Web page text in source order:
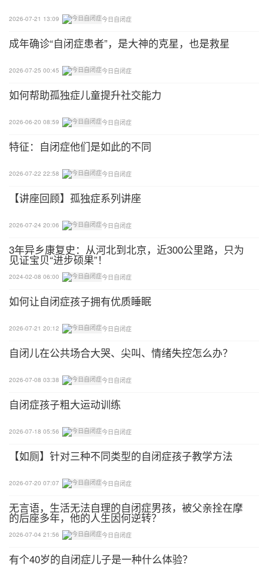
常孩子”VS“不正常孩子”以及“不舒服”、“同情”、“害
怕”。
这在有意无意间就竖起了一道有形和无形的屏障，将
之外，而很多对自闭症儿童不明所以的网友更是喜欢
戴着有色眼镜去看待自闭症等特殊儿童，拒绝、害
理直气壮的借口。
而在这起事件中，可怕的不是来自外界的质疑，而是
来自“同类”的伤害。
同样在最近有一则新闻《妈妈在校打工8年，只为陪
护自闭症双胞胎儿子》中讲述了一位妈妈陪伴自闭症
孩子的感人故事。
闭症孩子开设的特殊教育学校。妈妈肖艳芬，8年
来，在学校一边打工，一边照顾双胞胎自闭症患儿，
两个孩子康复训练，没有一天中断。
这里有一对双胞胎自闭症患儿，每天都会有一个身影
出现在他们身边，贴身照顾，她是这对双胞胎自闭症
边照顾孩子，像影子一样，守护在他们身边。
正如很多自闭症患儿父母一样，肖艳芬与大部分患儿
妈妈不一样的地方在于，她从不回避孩子是自闭症的
事实，“他这么大了，出去的话很多人会去关注，很
多人也不了解这些自闭症小孩，有的看到我们两个孩
2026-07-21 13:09 今日自闭症
成年确诊“自闭症患者”，是大神的克星，也是救星
2026-07-25 00:45 今日自闭症
如何帮助孤独症儿童提升社交能力
2026-06-20 08:59 今日自闭症
特征：自闭症他们是如此的不同
2026-07-22 22:58 今日自闭症
【讲座回顾】孤独症系列讲座
2026-07-24 20:06 今日自闭症
3年异乡康复史：从河北到北京，近300公里路，只为
见证宝贝“进步硕果”！
2024-02-08 06:00 今日自闭症
如何让自闭症孩子拥有优质睡眠
2026-07-21 20:12 今日自闭症
自闭儿在公共场合大哭、尖叫、情绪失控怎么办？
2026-07-08 03:38 今日自闭症
自闭症孩子粗大运动训练
2026-07-18 05:56 今日自闭症
【如厕】针对三种不同类型的自闭症孩子教学方法
2026-07-20 07:07 今日自闭症
无言语，生活无法自理的自闭症男孩，被父亲拴在摩
的后座多年，他的人生因何逆转？
2026-07-04 21:56 今日自闭症
有个40岁的自闭症儿子是一种什么体验？